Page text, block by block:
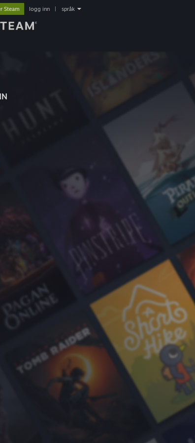
Steam logg inn språk